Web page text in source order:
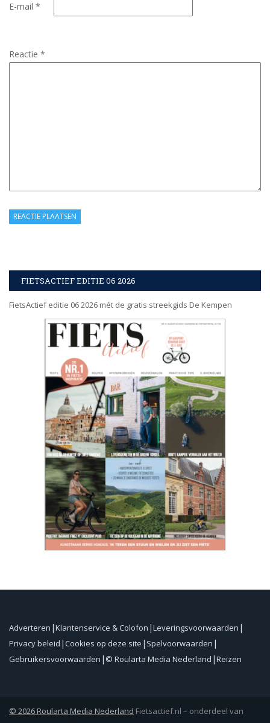
E-mail *
Reactie *
FIETSACTIEF EDITIE 06 2026
FietsActief editie 06 2026 mét de gratis streekgids De Kempen
Adverteren Klantenservice & Colofon Leveringsvoorwaarden
Privacy beleid Cookies op deze site Spelvoorwaarden
Gebruikersvoorwaarden © Roularta Media Nederland Reizen
© 2026 Roularta Media Nederland Fietsactief.nl – onderdeel van